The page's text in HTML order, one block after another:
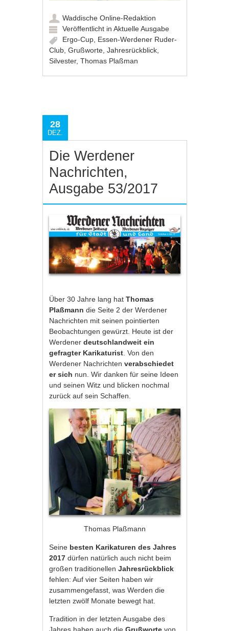
Waddische Online-Redaktion
Veröffentlicht inAktuelle Ausgabe
Ergo-Cup Essen-Werdener Ruder-
Club ,Grußworte ,Jahresrückblick
Silvester,Thomas Plaßman
28
DEZ.
Die Werdener
Nachrichten,
Ausgabe 53/2017
Über 30 Jahre lang hatThomas
Plaßmann die Seite 2 der Werdener
Nachrichten mit seinen pointierten
Beobachtungen gewürzt. Heute ist der
Werdenerdeutschlandweit ein
gefragter Karikaturist . Von den
Werdener Nachrichtenverabschiedet
er sich nun. Wir danken für seine Ideen
und seinen Witz und blicken nochmal
zurück auf sein Schaffen.
Thomas Plaßmann
Seine besten Karikaturen des Jahres
2017 dürfen natürlich auch nicht beim
großen traditionellenJahresrückblick
fehlen: Auf vier Seiten haben wir
zusammengefasst, was Werden die
letzten zwölf Monate bewegt hat.
Tradition in der letzten Ausgabe des